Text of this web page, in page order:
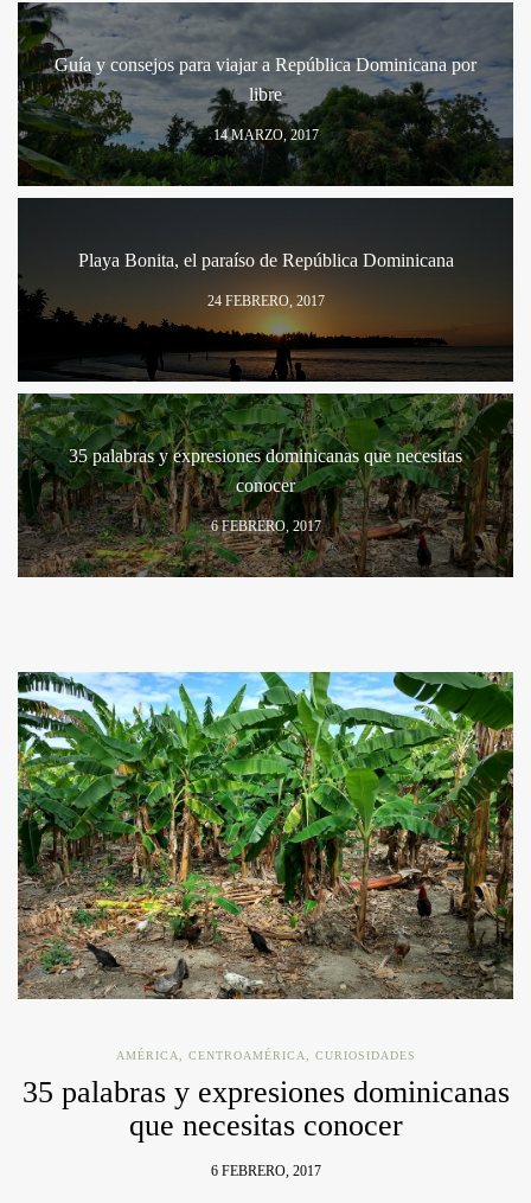
Guía y consejos para viajar a República Dominicana por
libre
14 MARZO, 2017
Playa Bonita, el paraíso de República Dominicana
24 FEBRERO, 2017
35 palabras y expresiones dominicanas que necesitas
conocer
6 FEBRERO, 2017
AMÉRICA CENTROAMÉRICA CURIOSIDADES
35 palabras y expresiones dominicanas
que necesitas conocer
6 FEBRERO, 2017